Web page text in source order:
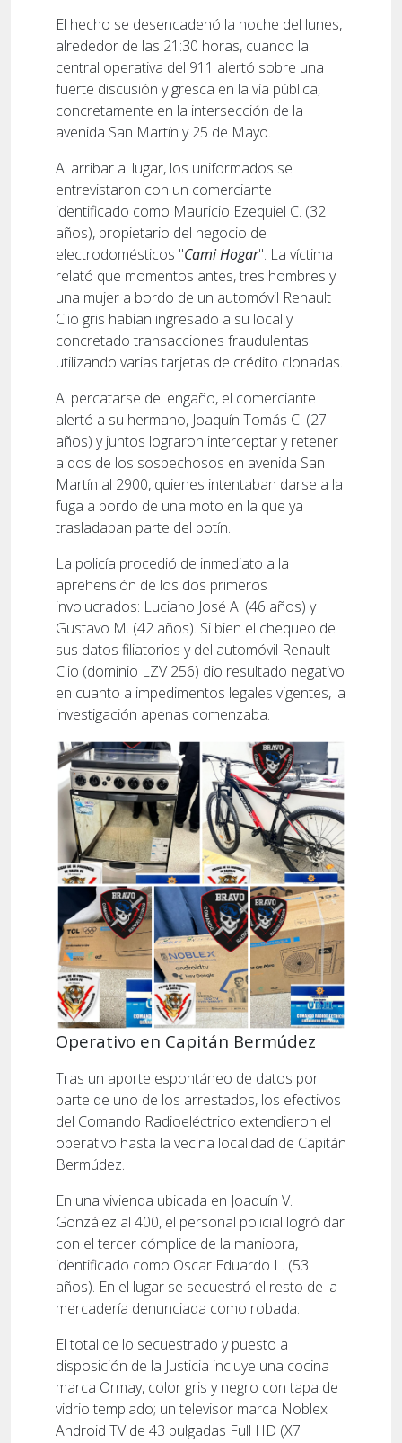
El hecho se desencadenó la noche del lunes,
alrededor de las 21:30 horas, cuando la
central operativa del 911 alertó sobre una
fuerte discusión y gresca en la vía pública,
concretamente en la intersección de la
avenida San Martín y 25 de Mayo.
Al arribar al lugar, los uniformados se
entrevistaron con un comerciante
identificado como Mauricio Ezequiel C. (32
años), propietario del negocio de
electrodomésticos "Cami Hogar". La víctima
relató que momentos antes, tres hombres y
una mujer a bordo de un automóvil Renault
Clio gris habían ingresado a su local y
concretado transacciones fraudulentas
utilizando varias tarjetas de crédito clonadas.
Al percatarse del engaño, el comerciante
alertó a su hermano, Joaquín Tomás C. (27
años) y juntos lograron interceptar y retener
a dos de los sospechosos en avenida San
Martín al 2900, quienes intentaban darse a la
fuga a bordo de una moto en la que ya
trasladaban parte del botín.
La policía procedió de inmediato a la
aprehensión de los dos primeros
involucrados: Luciano José A. (46 años) y
Gustavo M. (42 años). Si bien el chequeo de
sus datos filiatorios y del automóvil Renault
Clio (dominio LZV 256) dio resultado negativo
en cuanto a impedimentos legales vigentes, la
investigación apenas comenzaba.
Operativo en Capitán Bermúdez
Tras un aporte espontáneo de datos por
parte de uno de los arrestados, los efectivos
del Comando Radioeléctrico extendieron el
operativo hasta la vecina localidad de Capitán
Bermúdez.
En una vivienda ubicada en Joaquín V.
González al 400, el personal policial logró dar
con el tercer cómplice de la maniobra,
identificado como Oscar Eduardo L. (53
años). En el lugar se secuestró el resto de la
mercadería denunciada como robada.
El total de lo secuestrado y puesto a
disposición de la Justicia incluye una cocina
marca Ormay, color gris y negro con tapa de
vidrio templado; un televisor marca Noblex
Android TV de 43 pulgadas Full HD (X7